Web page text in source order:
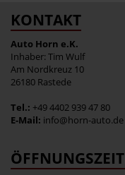
KONTAKT
Auto Horn e.K.
Inhaber: Tim Wulf
Am Nordkreuz 10
26180 Rastede
Tel.: +49 4402 939 47 80
E-Mail: info@horn-auto.de